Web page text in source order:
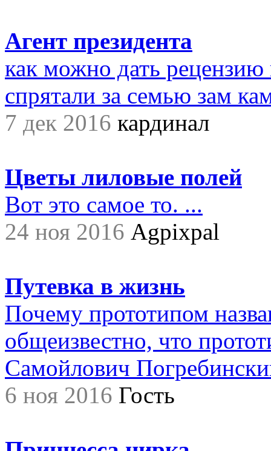
Агент президента
как можно дать
спрятали за семью зам
7 дек 2016 кардинал
Цветы лиловые полей
Вот это самое то. ...
24 ноя 2016 Agpixpal
Путевка в жизнь
Почему прототипом
общеизвестно, что
Самойлович
6 ноя 2016 Гость